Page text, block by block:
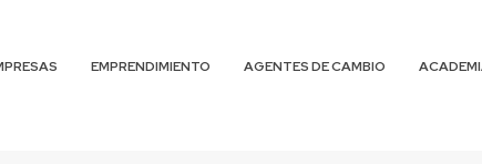
EMPRENDIMIENTO AGENTES DE CAMBIO